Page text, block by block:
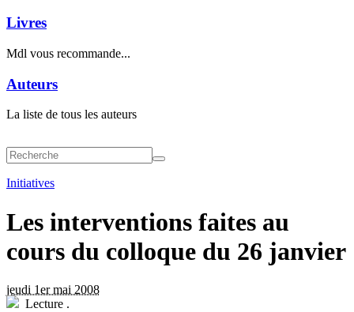
Livres
Mdl vous recommande...
Auteurs
La liste de tous les auteurs
Initiatives
Les interventions faites au
cours du colloque du 26 janvier
jeudi 1er mai 2008
Lecture .